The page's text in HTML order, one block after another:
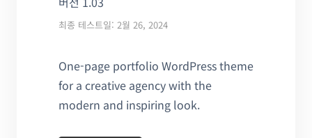
최종 테스트일: 2월 26, 2024
One-page portfolio WordPress theme
for a creative agency with the
modern and inspiring look.